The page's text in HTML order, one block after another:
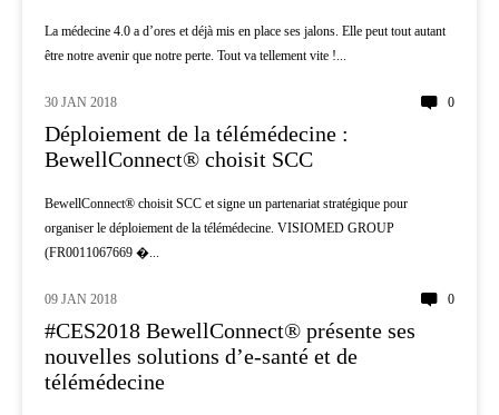
La médecine 4.0 a d’ores et déjà mis en place ses jalons. Elle peut tout autant
être notre avenir que notre perte. Tout va tellement vite !...
TÉLÉMÉDECINE
30 JAN 2018 0
Déploiement de la télémédecine :
BewellConnect® choisit SCC
BewellConnect® choisit SCC et signe un partenariat stratégique pour
organiser le déploiement de la télémédecine. VISIOMED GROUP
(FR0011067669 �...
INNOVATION
09 JAN 2018 0
#CES2018 BewellConnect® présente ses
nouvelles solutions d’e-santé et de
télémédecine